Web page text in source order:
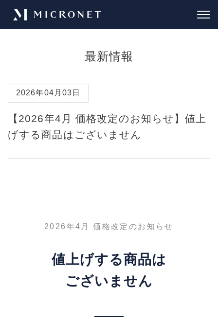
最新情報
2026年04月03日
【2026年4月 価格改定のお知らせ】値上
げする商品はございません
2026年4月 価格改定のお知らせ
値上げする商品は
ございません